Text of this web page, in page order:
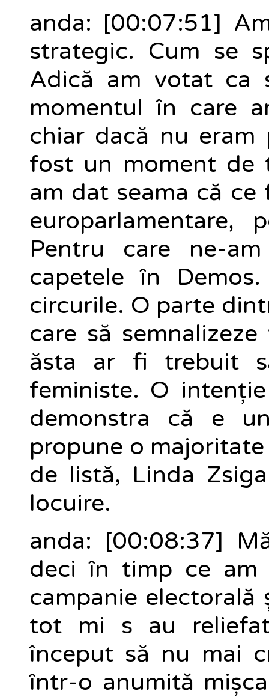
anda: [00:07:51]
strategic. Cum se
Adică am votat ca
momentul în care
chiar dacă nu
fost un moment de
am dat seama că
europarlamentare,
Pentru care ne-
capetele în
circurile. O parte
care să
ăsta ar fi trebuit
feministe. O
demonstra că e
propune o
de listă, Linda
locuire.
anda: [00:08:37]
deci în timp ce am
campanie
tot mi s au
început să nu mai
într-o anumită